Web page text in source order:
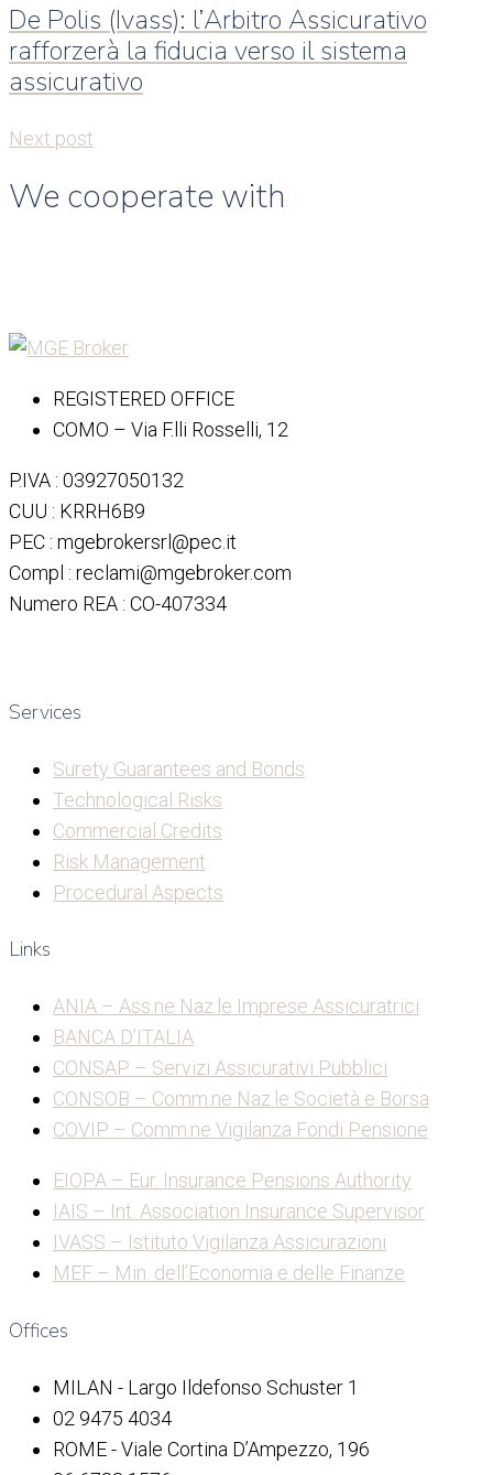
De Polis (Ivass): l’Arbitro Assicurativo
rafforzerà la fiducia verso il sistema
assicurativo
Next post
We cooperate with
REGISTERED OFFICE
COMO – Via F.lli Rosselli, 12
P.IVA : 03927050132
CUU : KRRH6B9
PEC : mgebrokersrl@pec.it
Compl : reclami@mgebroker.com
Numero REA : CO-407334
Services
Surety Guarantees and Bonds
Technological Risks
Commercial Credits
Risk Management
Procedural Aspects
Links
ANIA – Ass.ne Naz.le Imprese Assicuratrici
BANCA D’ITALIA
CONSAP – Servizi Assicurativi Pubblici
CONSOB – Comm.ne Naz.le Società e Borsa
COVIP – Comm.ne Vigilanza Fondi Pensione
EIOPA – Eur. Insurance Pensions Authority
IAIS – Int. Association Insurance Supervisor
IVASS – Istituto Vigilanza Assicurazioni
MEF – Min. dell’Economia e delle Finanze
Offices
MILAN - Largo Ildefonso Schuster 1
02 9475 4034
ROME - Viale Cortina D’Ampezzo, 196